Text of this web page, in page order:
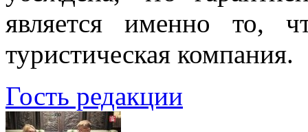
является именно то,
туристическая компания.
Гость редакции